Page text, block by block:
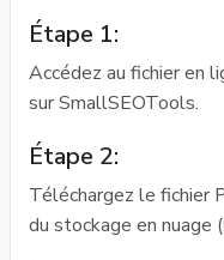
Étape 1:
Accédez au fichier en
sur SmallSEOTools.
Étape 2:
Téléchargez le fichier
du stockage en nuage